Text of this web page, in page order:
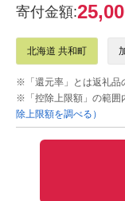
寄付金額:
北海道 共和町
※「還元率」とは返礼品
※「控除上限額」の範囲
除上限額を調べる）